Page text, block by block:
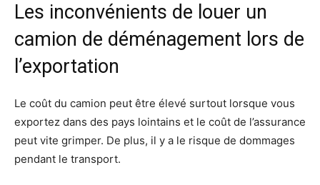
Les inconvénients de louer un
camion de déménagement lors de
l’exportation
Le coût du camion peut être élevé surtout lorsque vous
exportez dans des pays lointains et le coût de l’assurance
peut vite grimper. De plus, il y a le risque de dommages
pendant le transport.